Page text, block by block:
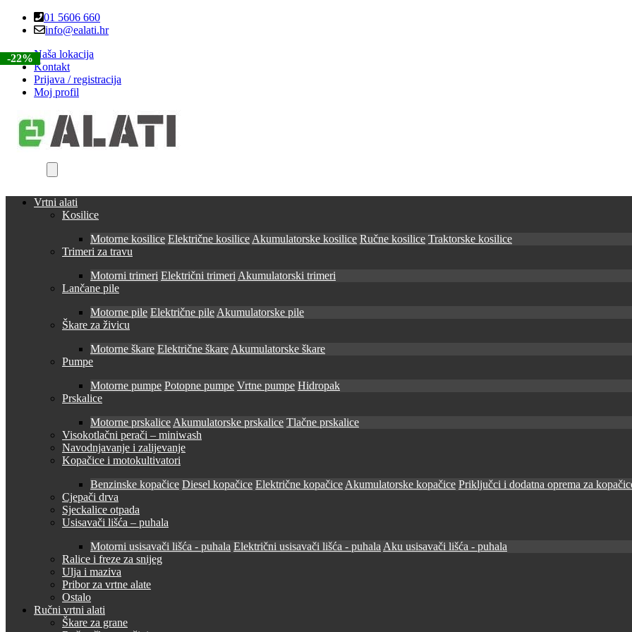
Skip
Skip
01 5606 660
info@ealati.hr
Naša lokacija
Kontakt
Prijava / registracija
Moj profil
Vrtni alati
Kosilice
Motorne kosilice Električne kosilice Akumulatorske kosilice Ručne kosilice Traktorske kosilice
Trimeri za travu
Motorni trimeri Električni trimeri Akumulatorski trimeri
Lančane pile
Motorne pile Električne pile Akumulatorske pile
Škare za živicu
Motorne škare Električne škare Akumulatorske škare
Pumpe
Motorne pumpe Potopne pumpe Vrtne pumpe Hidropak
Prskalice
Motorne prskalice Akumulatorske prskalice Tlačne prskalice
Visokotlačni perači – miniwash
Navodnjavanje i zalijevanje
Kopačice i motokultivatori
Benzinske kopačice Diesel kopačice Električne kopačice Akumulatorske kopačice Priključci i dodatna oprema za
Cjepači drva
Sjeckalice otpada
Usisavači lišća – puhala
Motorni usisavači lišća - puhala Električni usisavači lišća - puhala Aku usisavači lišća - puhala
Ralice i freze za snijeg
Ulja i maziva
Pribor za vrtne alate
Ostalo
Ručni vrtni alati
Škare za grane
-35%
-22%
-22%
-39%
-22%